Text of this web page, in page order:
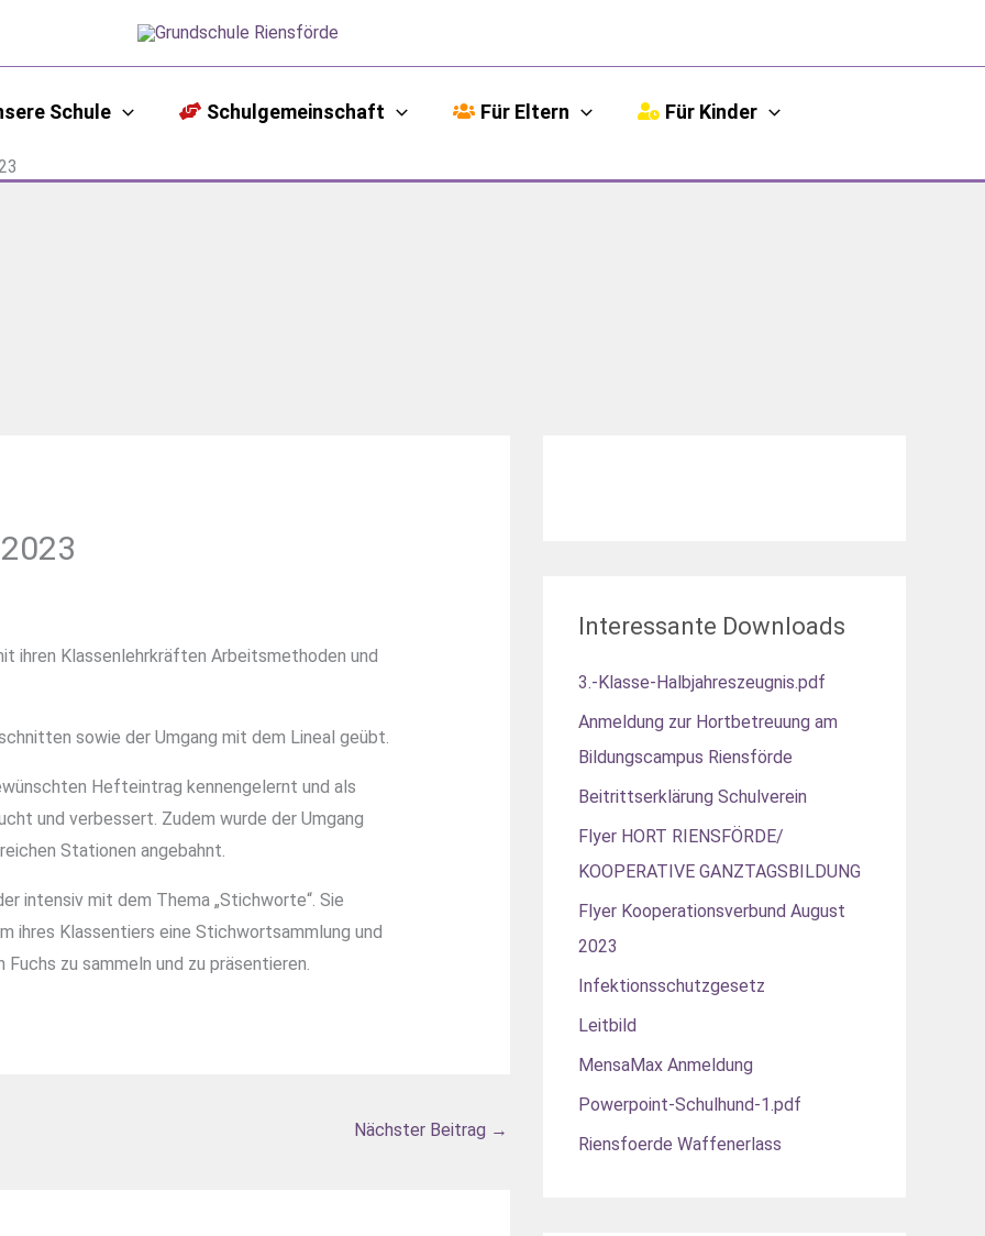
Schule Schulgemeinschaft Für Eltern Für Kinder
ihren Klassenlehrkräften Arbeitsmethoden und
sowie der Umgang mit dem Lineal geübt.
Hefteintrag kennengelernt und als
und verbessert. Zudem wurde der Umgang
Stationen angebahnt.
intensiv mit dem Thema „Stichworte“. Sie
ihres Klassentiers eine Stichwortsammlung und
zu sammeln und zu präsentieren.
Nächster Beitrag →
Interessante Downloads
3.-Klasse-Halbjahreszeugnis.pdf
Anmeldung zur Hortbetreuung am
Bildungscampus Riensförde
Beitrittserklärung Schulverein
Flyer HORT RIENSFÖRDE/
KOOPERATIVE GANZTAGSBILDUNG
Flyer Kooperationsverbund August
2023
Infektionsschutzgesetz
Leitbild
MensaMax Anmeldung
Powerpoint-Schulhund-1.pdf
Riensfoerde Waffenerlass